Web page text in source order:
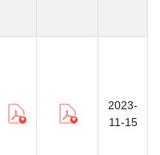
2023-
11-15